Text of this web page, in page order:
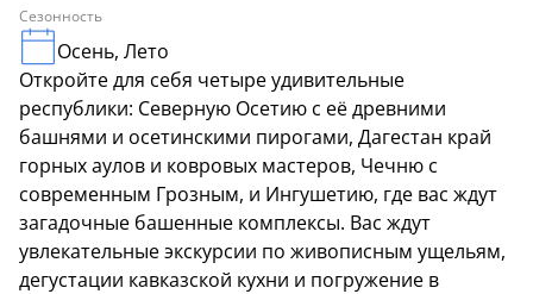
Сезонность
Осень, Лето
Откройте для себя четыре удивительные
республики: Северную Осетию с её древними
башнями и осетинскими пирогами, Дагестан край
горных аулов и ковровых мастеров, Чечню с
современным Грозным, и Ингушетию, где вас ждут
загадочные башенные комплексы. Вас ждут
увлекательные экскурсии по живописным ущельям,
дегустации кавказской кухни и погружение в